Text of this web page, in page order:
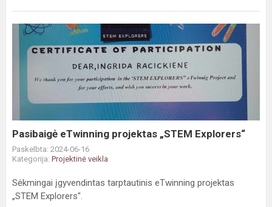
Pasibaigė
eTwinning
Pasibaigė eTwinning projektas „STEM Explorers“
Paskelbta: 2024-06-16
Kategorija: Projektinė veikla
Sėkmingai įgyvendintas tarptautinis eTwinning projektas
„STEM Explorers".